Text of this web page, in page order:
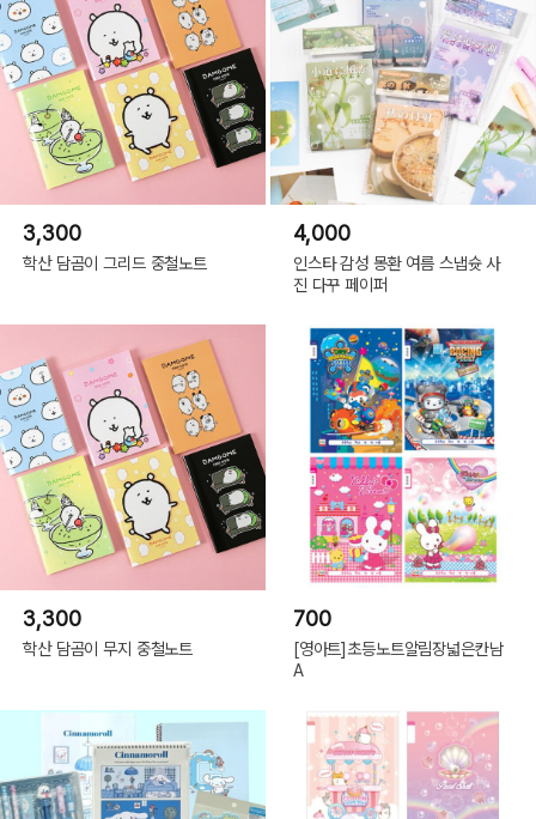
3,300
학산 담곰이 그리드 중철노트
4,000
인스타 감성 몽환 여름 스냅슛 사
진 다꾸 페이퍼
3,300
학산 담곰이 무지 중철노트
700
[영아트]초등노트알림장넓은칸남
A